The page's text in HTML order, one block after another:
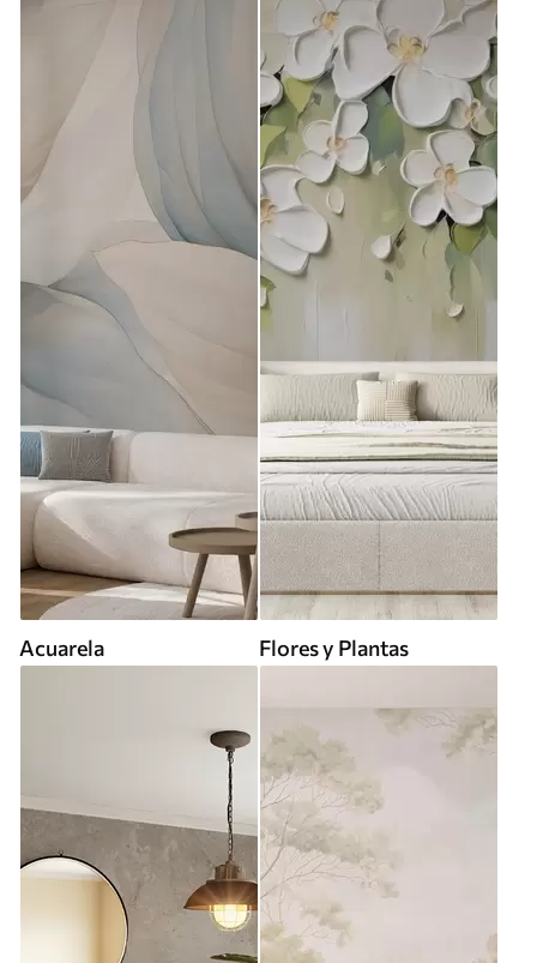
Acuarela Flores y Plantas